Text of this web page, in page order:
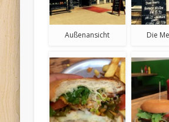
Außenansicht Die